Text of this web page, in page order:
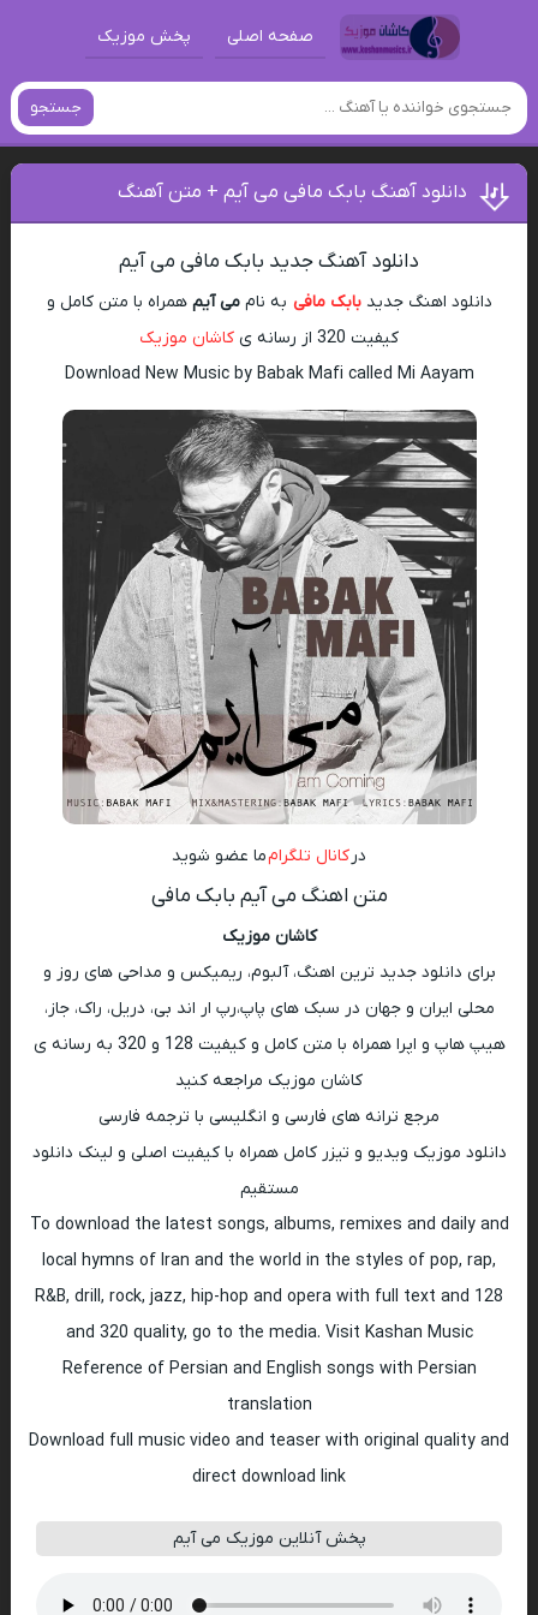
صفحه اصلی پخش موزیک
جستجو
دانلود آهنگ بابک مافی می آیم + متن آهنگ
دانلود آهنگ جدید بابک مافی می آیم
دانلود اهنگ جدیدبابک مافی به ناممی آیم همراه با متن کامل و
کیفیت 320 از رسانه ی
کاشان موزیک
Download New Music by Babak Mafi called Mi Aayam
در کانال تلگرامما عضو شوید
متن اهنگ می آیم بابک مافی
کاشان موزیک
برای دانلود جدید ترین اهنگ، آلبوم، ریمیکس و مداحی های روز و
محلی ایران و جهان در سبک های پاپ،رپ ار اند بی، دریل، راک، جاز،
هیپ هاپ و اپرا همراه با متن کامل و کیفیت 128 و 320 به رسانه ی
کاشان موزیک مراجعه کنید
مرجع ترانه های فارسی و انگلیسی با ترجمه فارسی
دانلود موزیک ویدیو و تیزر کامل همراه با کیفیت اصلی و لینک دانلود
مستقیم
To download the latest songs, albums, remixes and daily and
local hymns of Iran and the world in the styles of pop, rap,
R&B, drill, rock, jazz, hip-hop and opera with full text and 128
and 320 quality, go to the media. Visit Kashan Music
Reference of Persian and English songs with Persian
translation
Download full music video and teaser with original quality and
direct download link
پخش آنلاین موزیک می آیم